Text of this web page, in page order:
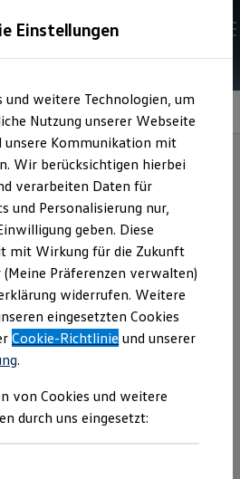
und Gebrauchtwagen
Zertifizierte Gebrauchtwagen
bei Gebrauchtwagen
Information
den Fußinnenraum schonen und
auf Ihren Touareg
das Produkt gern bei Ihrem
Einstellungen
und weitere Technologien, um
Nutzung unserer Webseite
unsere Kommunikation mit
Wir berücksichtigen hierbei
verarbeiten Daten für
und Personalisierung nur,
geben. Diese
mit Wirkung für die Zukunft
(Meine Präferenzen verwalten)
widerrufen. Weitere
eingesetzten Cookies
Cookie-Richtlinie und unserer
.
von Cookies und weitere
durch uns eingesetzt: